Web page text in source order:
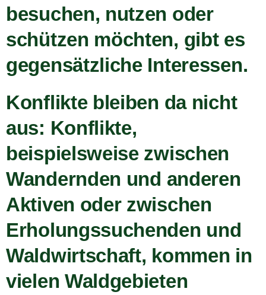
besuchen, nutzen oder
schützen möchten, gibt es
gegensätzliche Interessen.
Konflikte bleiben da nicht
aus: Konflikte,
beispielsweise zwischen
Wandernden und anderen
Aktiven oder zwischen
Erholungssuchenden und
Waldwirtschaft, kommen in
vielen Waldgebieten